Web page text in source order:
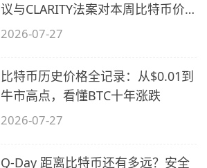
议与CLARITY法案对本周比特币价
格影响
2026-07-27
比特币历史价格全记录：从$0.01到
牛市高点，看懂BTC十年涨跌
2026-07-27
Q-Day 距离比特币还有多远？安全